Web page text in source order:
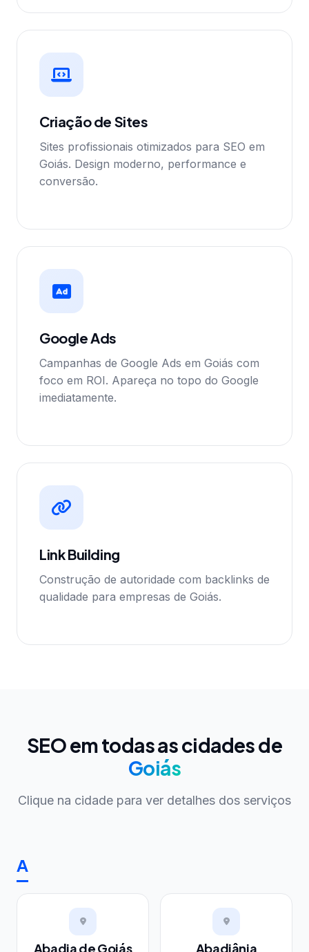
Criação de Sites
Sites profissionais otimizados para SEO em
Goiás. Design moderno, performance e
conversão.
Google Ads
Campanhas de Google Ads em Goiás com
foco em ROI. Apareça no topo do Google
imediatamente.
Link Building
Construção de autoridade com backlinks de
qualidade para empresas de Goiás.
SEO em todas as cidades de
Goiás
Clique na cidade para ver detalhes dos serviços
A
Abadia de Goiás Abadiânia